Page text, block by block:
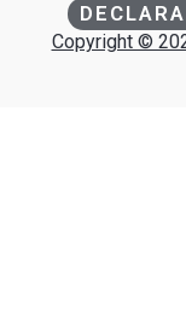
Copyright ©